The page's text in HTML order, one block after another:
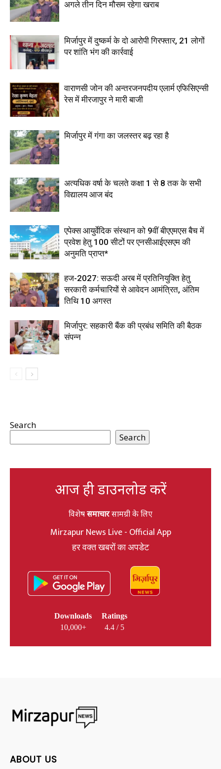
अगले तीन दिन मौसम रहेगा खराब
मिर्जापुर में दुष्कर्म के दो आरोपी गिरफ्तार, 21 लोगों
पर शांति भंग की कार्रवाई
वाराणसी जोन की अन्तरजनपदीय एलार्म एफिसिएन्सी
रेस में मीरजापुर ने मारी बाजी
मिर्जापुर में गंगा का जलस्तर बढ़ रहा है
अत्यधिक वर्षा के चलते कक्षा 1 से 8 तक के सभी
विद्यालय आज बंद
एपेक्स आयुर्वेदिक संस्थान को 9वीं बीएएमएस बैच में
प्रवेश हेतु 100 सीटों पर एनसीआईएसएम की
अनुमति प्राप्त*
हज-2027: सऊदी अरब में प्रतिनियुक्ति हेतु
सरकारी कर्मचारियों से आवेदन आमंत्रित, अंतिम
तिथि 10 अगस्त
मिर्जापुर: सहकारी बैंक की प्रबंध समिति की बैठक
संपन्न
Search
Search
आज ही डाउनलोड करें
विशेषसमाचारसामग्री के लिए
Mirzapur News Live - Official App
हर वक्त खबरों का अपडेट
Downloads
10,000+
Ratings
4.4 / 5
ABOUT US